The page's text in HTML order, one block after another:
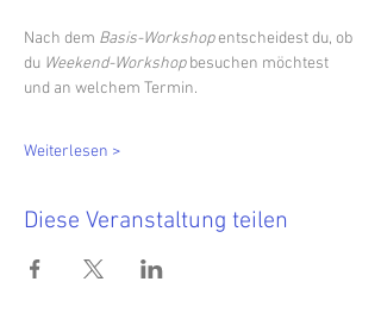
Nach dem Basis-Workshop entscheidest du, ob
du Weekend-Workshop besuchen möchtest
und an welchem Termin.
Weiterlesen >
Diese Veranstaltung teilen